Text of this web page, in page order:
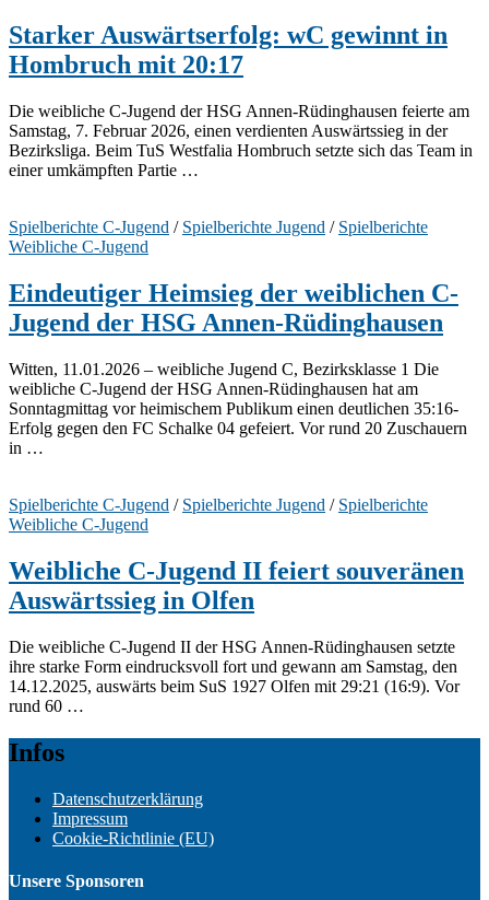
Starker Auswärtserfolg: wC gewinnt in
Hombruch mit 20:17
Die weibliche C-Jugend der HSG Annen-Rüdinghausen feierte am
Samstag, 7. Februar 2026, einen verdienten Auswärtssieg in der
Bezirksliga. Beim TuS Westfalia Hombruch setzte sich das Team in
einer umkämpften Partie …
Spielberichte C-Jugend / Spielberichte Jugend / Spielberichte
Weibliche C-Jugend
Eindeutiger Heimsieg der weiblichen C-
Jugend der HSG Annen-Rüdinghausen
Witten, 11.01.2026 – weibliche Jugend C, Bezirksklasse 1 Die
weibliche C-Jugend der HSG Annen-Rüdinghausen hat am
Sonntagmittag vor heimischem Publikum einen deutlichen 35:16-
Erfolg gegen den FC Schalke 04 gefeiert. Vor rund 20 Zuschauern
in …
Spielberichte C-Jugend / Spielberichte Jugend / Spielberichte
Weibliche C-Jugend
Weibliche C-Jugend II feiert souveränen
Auswärtssieg in Olfen
Die weibliche C-Jugend II der HSG Annen-Rüdinghausen setzte
ihre starke Form eindrucksvoll fort und gewann am Samstag, den
14.12.2025, auswärts beim SuS 1927 Olfen mit 29:21 (16:9). Vor
rund 60 …
Infos
Datenschutzerklärung
Impressum
Cookie-Richtlinie (EU)
Unsere Sponsoren